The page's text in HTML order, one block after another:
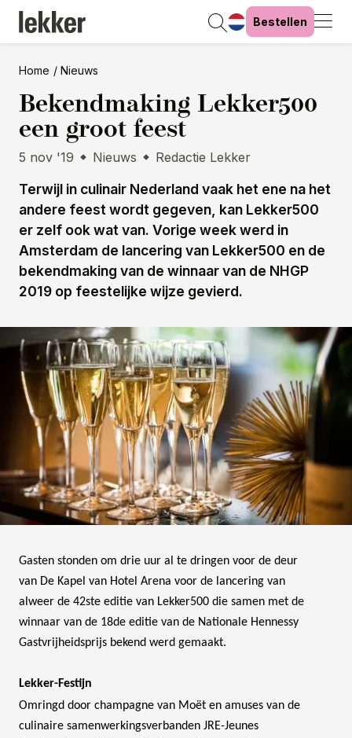
Bestellen
Home Nieuws
Bekendmaking Lekker500
een groot feest
5 nov '19 Nieuws Redactie Lekker
Terwijl in culinair Nederland vaak het ene na het
andere feest wordt gegeven, kan Lekker500
er zelf ook wat van. Vorige week werd in
Amsterdam de lancering van Lekker500 en de
bekendmaking van de winnaar van de NHGP
2019 op feestelijke wijze gevierd.
Gasten stonden om drie uur al te dringen voor de deur
van De Kapel van Hotel Arena voor de lancering van
alweer de 42ste editie van Lekker500 die samen met de
winnaar van de 18de editie van de Nationale Hennessy
Gastvrijheidsprijs bekend werd gemaakt.
Lekker-Festijn
Omringd door champagne van Moët en amuses van de
culinaire samenwerkingsverbanden JRE-Jeunes